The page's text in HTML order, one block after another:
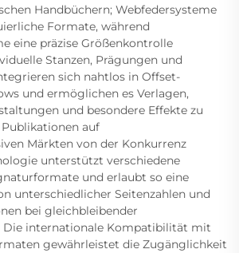
Handbüchern; Webfedersysteme
Formate, während
eine präzise Größenkontrolle
Stanzen, Prägungen und
sich nahtlos in Offset-
und ermöglichen es Verlagen,
und besondere Effekte zu
auf
Märkten von der Konkurrenz
unterstützt verschiedene
und erlaubt so eine
unterschiedlicher Seitenzahlen und
bei gleichbleibender
Die internationale Kompatibilität mit
gewährleistet die Zugänglichkeit